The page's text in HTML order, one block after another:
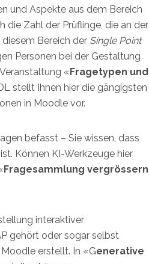
und Aspekte aus dem Bereich
die Zahl der Prüflinge, die an der
Bereich der Single Point
Personen bei der Gestaltung
«Fragetypen und
stellt Ihnen hier die gängigsten
in Moodle vor.
befasst – Sie wissen, dass
Können KI-Werkzeuge hier
Fragesammlung vergrössern
interaktiver
gehört oder sogar selbst
erstellt. In «Generative